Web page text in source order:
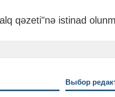
qəzeti"nə istinad
Выбор